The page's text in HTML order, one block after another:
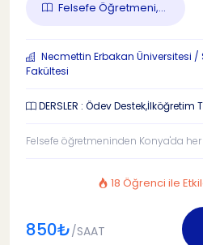
Felsefe Öğretmeni,...
Necmettin Erbakan Üniversitesi /
Fakültesi
DERSLER : Ödev Destek,İlköğretim
Felsefe öğretmeninden Konya'da
18 Öğrenci ile
850₺/SAAT